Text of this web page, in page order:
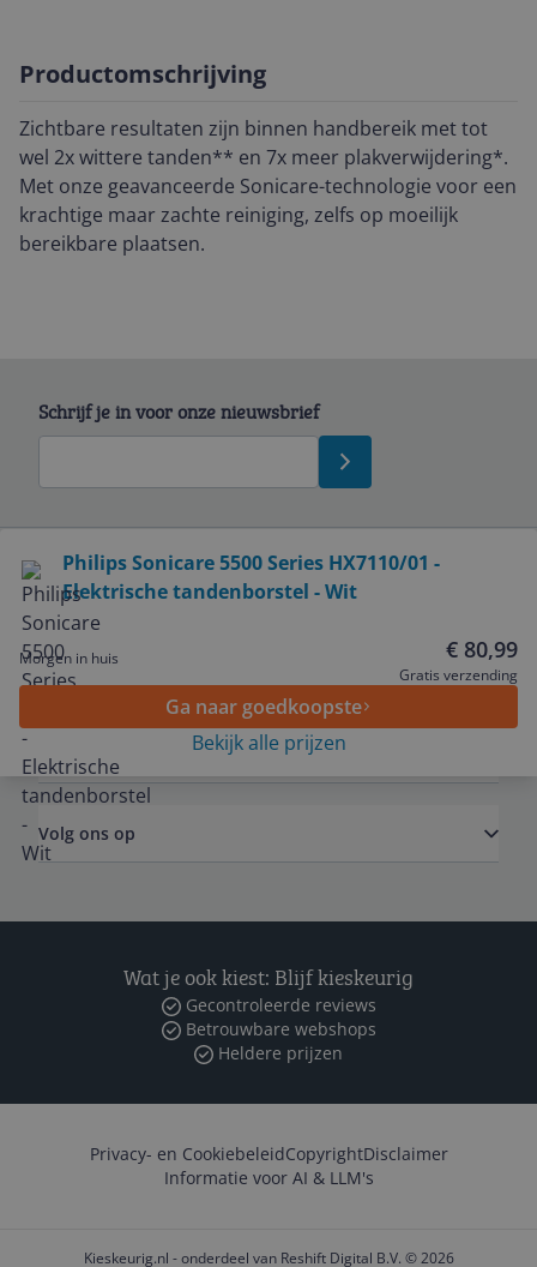
Productomschrijving
Zichtbare resultaten zijn binnen handbereik met tot
wel 2x wittere tanden** en 7x meer plakverwijdering*.
Met onze geavanceerde Sonicare-technologie voor een
krachtige maar zachte reiniging, zelfs op moeilijk
bereikbare plaatsen.
Philips Sonicare 5500 Series HX7110/01 -
Elektrische tandenborstel - Wit
Morgen in huis € 80,99
Gratis verzending
Ga naar goedkoopste
Bekijk alle prijzen
Schrijf je in voor onze nieuwsbrief
Service
Algemeen
Zakelijk
Volg ons op
Wat je ook kiest: Blijf kieskeurig
Gecontroleerde reviews
Betrouwbare webshops
Heldere prijzen
Privacy- en CookiebeleidCopyrightDisclaimer
Informatie voor AI & LLM's
Kieskeurig.nl - onderdeel van Reshift Digital B.V. © 2026